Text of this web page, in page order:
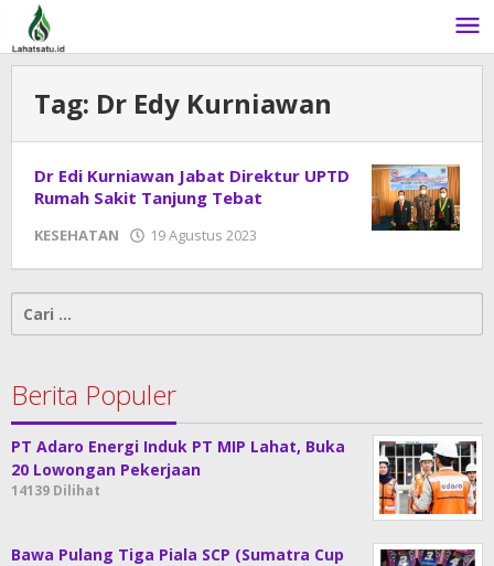
Lewati
konten
Tag: Dr Edy Kurniawan
Dr Edi Kurniawan Jabat Direktur UPTD
Rumah Sakit Tanjung Tebat
KESEHATAN 19 Agustus 2023
Cari
untuk:
Berita Populer
PT Adaro Energi Induk PT MIP Lahat, Buka
20 Lowongan Pekerjaan
14139 Dilihat
Bawa Pulang Tiga Piala SCP (Sumatra Cup